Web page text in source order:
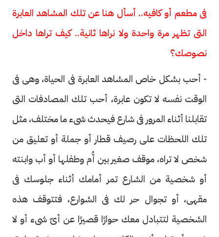
فى مطعم أو كافيه.. أسأل هنا عن تلك المشاهد العابرة
التى تظهر مرة واحدة ولا نراها ثانية.. كيف تراها داخل
نصوصك؟
- أحب بشكل خاص المشاهد العابرة فى الحياة، وهى فى
الوقت نفسه لا تكون عابرة، أحب تلك المصادفات التى
تقابلنا أثناء المرور فى شارع فيحدث شىء ما مختلف، مثل
تلك اللحظات على رصيف قطار أو جملة أو تعليق من
شخص لا تراه، موقف صغير بين أُم وطفلها أو أب وابنته
أو شخصية من الشارع تمر أمامك أثناء جلوسك فى
مقهى، أو تجوال حر لك فى الشوارع، فتتوقف هذه
الشخصية لتتبادل معك حوارًا قصيرًا عن أىّ شىء أو لا